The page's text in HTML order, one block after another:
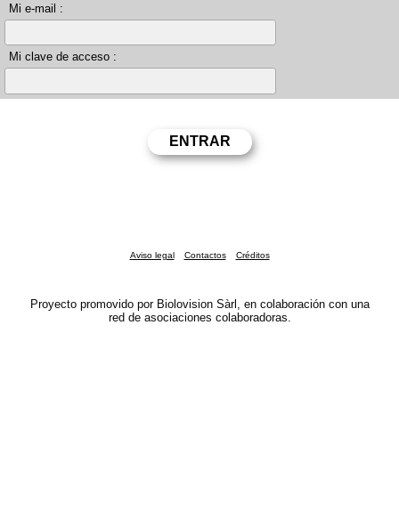
Mi e-mail :
Mi clave de acceso :
Aviso legal Contactos Créditos
Proyecto promovido por Biolovision Sàrl, en colaboración con una
red de asociaciones colaboradoras.